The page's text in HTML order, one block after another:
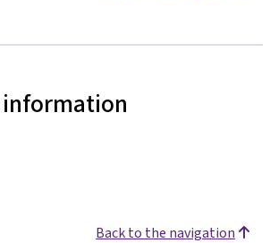
Back to the navigation